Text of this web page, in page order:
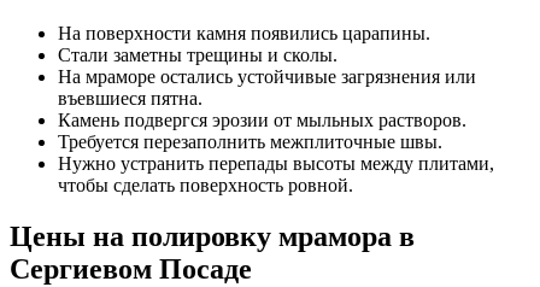
На поверхности камня появились царапины.
Стали заметны трещины и сколы.
На мраморе остались устойчивые загрязнения или
въевшиеся пятна.
Камень подвергся эрозии от мыльных растворов.
Требуется перезаполнить межплиточные швы.
Нужно устранить перепады высоты между плитами,
чтобы сделать поверхность ровной.
Цены на полировку мрамора в
Сергиевом Посаде